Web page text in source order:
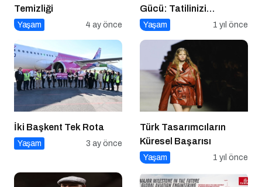
Temizliği
Yaşam 4 ay önce
Gücü: Tatilinizi
Planlayın, Avantajları
Yaşam 1 yıl önce
İki Başkent Tek Rota
Yaşam 3 ay önce
Türk Tasarımcıların
Küresel Başarısı
Yaşam 1 yıl önce